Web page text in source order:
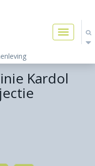
Toggle
navigation
Kardol